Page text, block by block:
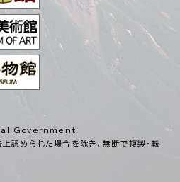
Government.
認められた場合を除き、無断で複製・転